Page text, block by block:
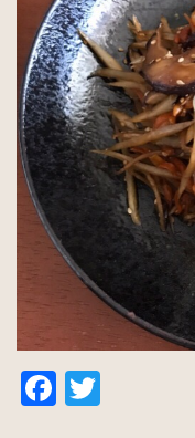
Facebook